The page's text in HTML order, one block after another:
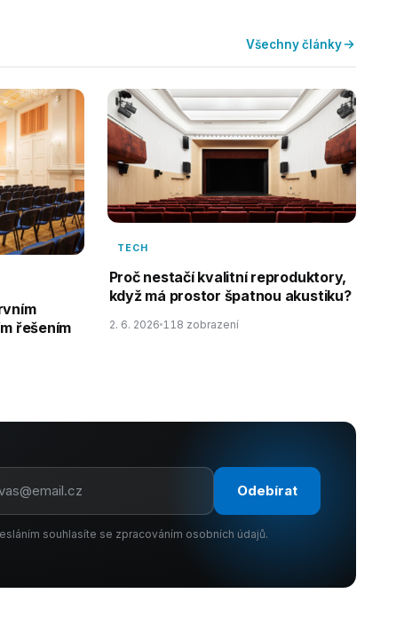
Všechny články
řešením
TECH
Proč nestačí kvalitní reproduktory,
když má prostor špatnou akustiku?
2. 6. 2026 118 zobrazení
Odebírat
souhlasíte se zpracováním osobních údajů.